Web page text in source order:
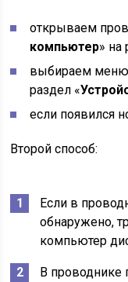
открываем
компьютер» на
выбираем
раздел «
если появился
Второй способ:
Если в
обнаружено,
компьютер
В проводнике